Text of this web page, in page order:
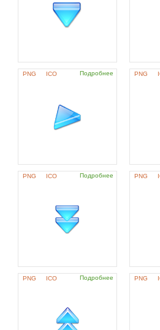
PNG ICO Подробнее PNG
PNG ICO Подробнее PNG
PNG ICO Подробнее PNG